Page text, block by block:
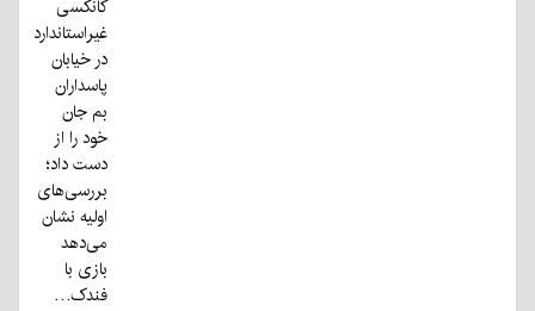
کانکسی
غیراستاندارد
در خیابان
پاسداران
بم جان
خود را از
دست داد؛
بررسی‌های
اولیه نشان
می‌دهد
بازی با
فندک…